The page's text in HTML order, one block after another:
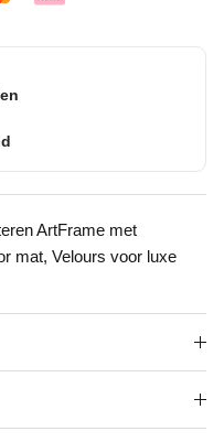
ArtFrame met
mat, Velours voor luxe